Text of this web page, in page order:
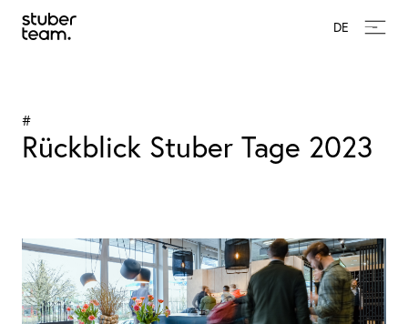
DE
#
Rückblick Stuber Tage 2023